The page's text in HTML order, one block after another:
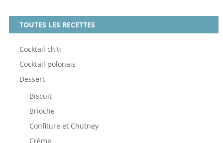
TOUTES LES RECETTES
Cocktail ch'ti
Cocktail polonais
Dessert
Biscuit
Brioche
Confiture et Chutney
Crème